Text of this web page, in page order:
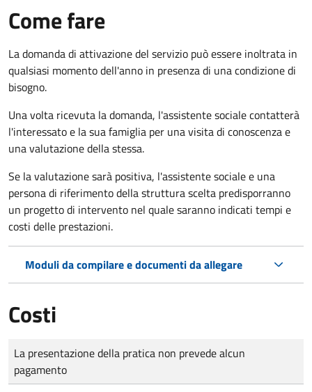
Come fare
La domanda di attivazione del servizio può essere inoltrata in
qualsiasi momento dell'anno in presenza di una condizione di
bisogno.
Una volta ricevuta la domanda, l'assistente sociale contatterà
l'interessato e la sua famiglia per una visita di conoscenza e
una valutazione della stessa.
Se la valutazione sarà positiva, l'assistente sociale e una
persona di riferimento della struttura scelta predisporranno
un progetto di intervento nel quale saranno indicati tempi e
costi delle prestazioni.
Moduli da compilare e documenti da allegare
Costi
Tipo di pagamento
Importo
La presentazione della pratica non prevede alcun
pagamento